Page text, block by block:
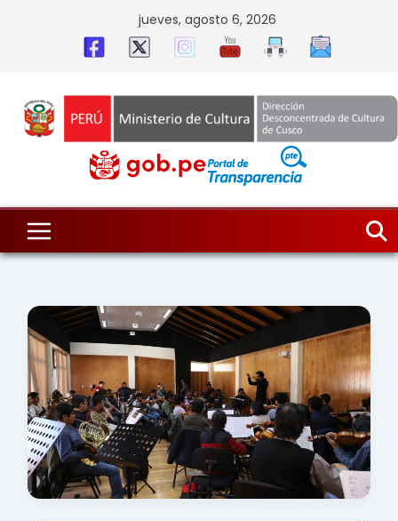
jueves, agosto 6, 2026